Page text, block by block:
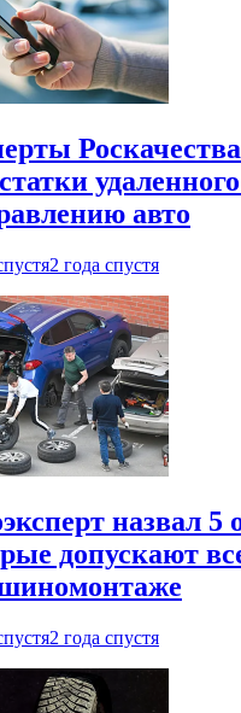
авто
2 года спустя
назвал 5
допускают
2 года спустя